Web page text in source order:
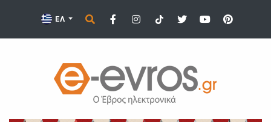
ΕΛ